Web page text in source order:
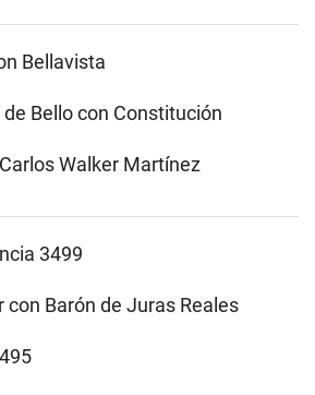
Bellavista
Bello con Constitución
Walker Martínez
3499
con Barón de Juras Reales